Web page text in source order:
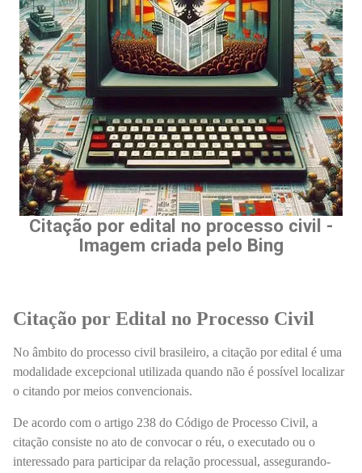
Citação por edital no processo civil -
Imagem criada pelo Bing
Citação por Edital no Processo Civil
No âmbito do processo civil brasileiro, a citação por edital é uma
modalidade excepcional utilizada quando não é possível localizar
o citando por meios convencionais.
De acordo com o artigo 238 do Código de Processo Civil, a
citação consiste no ato de convocar o réu, o executado ou o
interessado para participar da relação processual, assegurando-